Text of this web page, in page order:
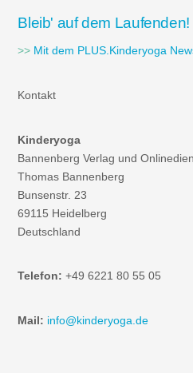
Bleib' auf dem Laufenden!
>> Mit dem PLUS.Kinderyoga
Kontakt
Kinderyoga
Bannenberg Verlag und
Thomas Bannenberg
Bunsenstr. 23
69115 Heidelberg
Deutschland
Telefon: +49 6221 80 55 05
Mail: info@kinderyoga.de